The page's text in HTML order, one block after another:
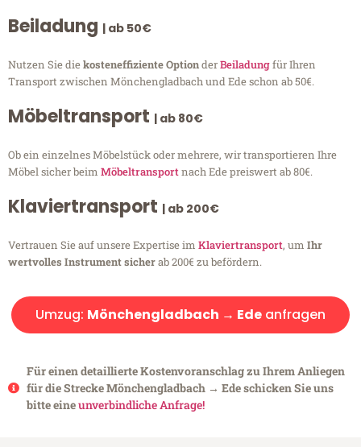
Beiladung | ab 50€
Nutzen Sie diekosteneffiziente OptionderBeiladungfür Ihren
Transport zwischen Mönchengladbach und Ede schon ab 50€.
Möbeltransport | ab 80€
Ob ein einzelnes Möbelstück oder mehrere, wir transportieren Ihre
Möbel sicher beim Möbeltransportnach Ede preiswert ab 80€.
Klaviertransport | ab 200€
Vertrauen Sie auf unsere Expertise im Klaviertransport, um Ihr
wertvolles Instrument sicherab 200€ zu befördern.
Umzug: Mönchengladbach → Ede anfragen
Für einen detaillierte Kostenvoranschlag zu Ihrem Anliegen
für die Strecke Mönchengladbach → Ede schicken Sie uns
bitte eineunverbindliche Anfrage!